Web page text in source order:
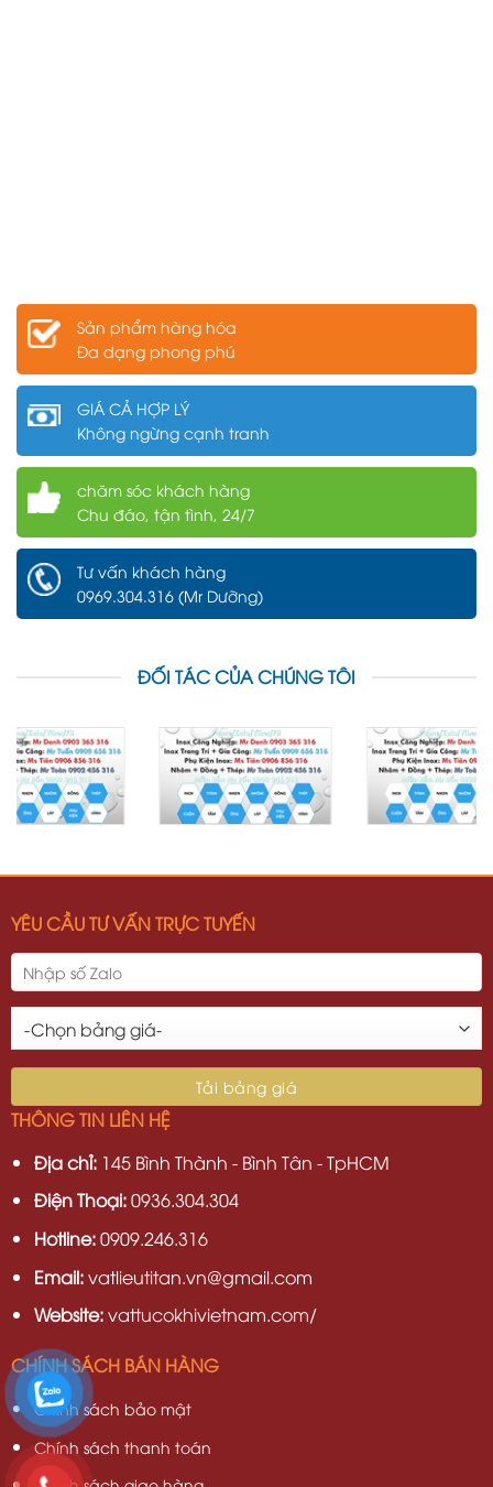
Sản phẩm hàng hóa
Đa dạng phong phú
GIÁ CẢ HỢP LÝ
Không ngừng cạnh tranh
chăm sóc khách hàng
Chu đáo, tận tình, 24/7
Tư vấn khách hàng
0969.304.316 (Mr Dưỡng)
ĐỐI TÁC CỦA CHÚNG TÔI
YÊU CẦU TƯ VẤN TRỰC TUYẾN
THÔNG TIN LIÊN HỆ
Địa chỉ:145 Bình Thành - Bình Tân - TpHCM
Điện Thoại:0936.304.304
Hotline:0909.246.316
Email:vatlieutitan.vn@gmail.com
Website:vattucokhivietnam.com/
CHÍNH SÁCH BÁN HÀNG
Chính sách bảo mật
Chính sách thanh toán